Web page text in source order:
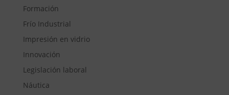
Formación
Frío Industrial
Impresión en vidrio
Innovación
Legislación laboral
Náutica